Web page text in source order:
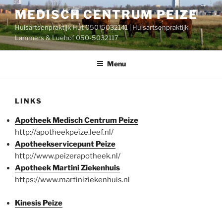
Ga
naar
de
inhoud
MEDISCH CENTRUM PEIZE
Huisartsenpraktijk Hut 050-5032141 | Huisartsenpraktijk
Lammers & Luehof 050-5032117
Menu
LINKS
Apotheek Medisch Centrum Peize
http://apotheekpeize.leef.nl/
Apotheekservicepunt Peize
http://www.peizerapotheek.nl/
Apotheek Martini Ziekenhuis
https://www.martiniziekenhuis.nl
Kinesis Peize